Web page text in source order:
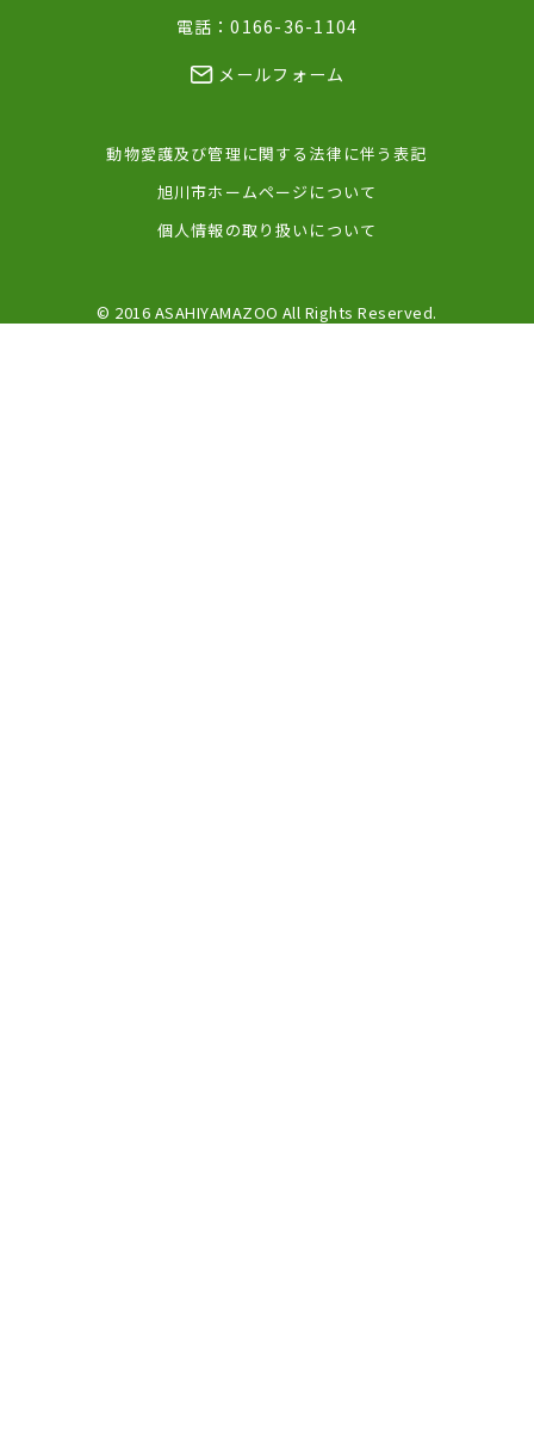
電話：0166-36-1104
メールフォーム
動物愛護及び管理に関する法律に伴う表記
旭川市ホームページについて
個人情報の取り扱いについて
© 2016 ASAHIYAMAZOO All Rights Reserved.